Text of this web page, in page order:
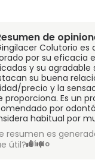
de
Colutorio
por su eficacia
y su agradable
su buena
precio y la
proporciona. Es un
por
habitual por
resumen es
útil? Sí No